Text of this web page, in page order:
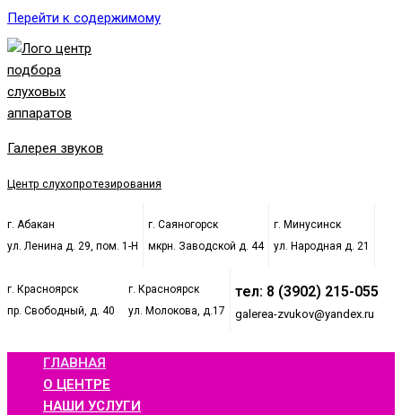
Перейти к содержимому
Галерея звуков
Центр слухопротезирования
г. Абакан
ул. Ленина д. 29, пом. 1-Н
г. Саяногорск
мкрн. Заводской д. 44
г. Минусинск
ул. Народная д. 21
г. Красноярск
пр. Свободный, д. 40
г. Красноярск
ул. Молокова, д.17
тел: 8 (3902) 215-055
galerea-zvukov@yandex.ru
ГЛАВНАЯ
О ЦЕНТРЕ
НАШИ УСЛУГИ